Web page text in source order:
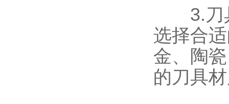
3.刀具
选择合
金、陶
的刀具